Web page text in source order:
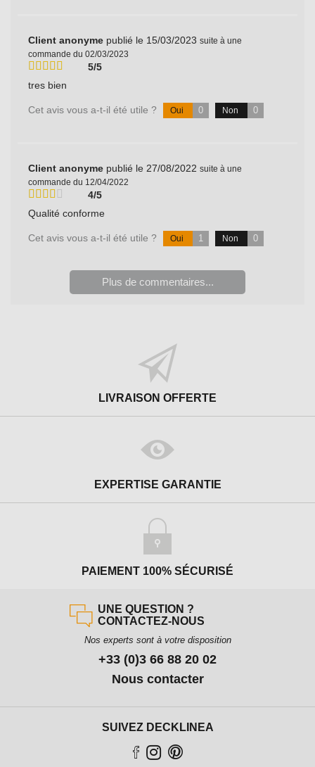
Client anonyme publié le 15/03/2023 suite à une
commande du 02/03/2023
5/5
tres bien
Cet avis vous a-t-il été utile ? Oui 0 Non 0
Client anonyme publié le 27/08/2022 suite à une
commande du 12/04/2022
4/5
Qualité conforme
Cet avis vous a-t-il été utile ? Oui 1 Non 0
Plus de commentaires...
LIVRAISON OFFERTE
EXPERTISE GARANTIE
PAIEMENT 100% SÉCURISÉ
UNE QUESTION ?
CONTACTEZ-NOUS
Nos experts sont à votre disposition
+33 (0)3 66 88 20 02
Nous contacter
SUIVEZ DECKLINEA